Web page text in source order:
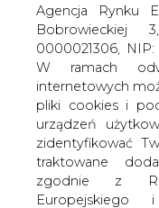
WYSOKI KONTRAST
Agencja Rynku
Bobrowieckiej
0000021306, NIP:
W ramach
internetowych
pliki cookies i
urządzeń
zidentyfikować
traktowane
zgodnie z
Europejskiego